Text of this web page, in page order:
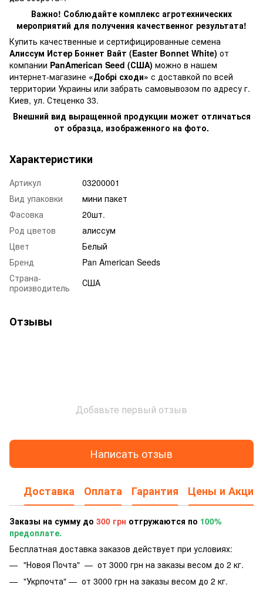
Важно! Соблюдайте комплекс агротехнических
мероприятий для получения качественног результата!
Купить качественные и сертифицированные семена
Алиссум Истер Боннет Вайт (Easter Bonnet White) от
компании PanAmerican Seed (США) можно в нашем
интернет-магазине «Добрі сходи» с доставкой по всей
территории Украины или забрать самовывозом по адресу г.
Киев, ул. Стеценко 33.
Внешний вид выращенной продукции может отличаться
от образца, изображенного на фото.
Характеристики
Артикул
03200001
Вид упаковки
мини пакет
Фасовка
20шт.
Род цветов
алиссум
Цвет
Белый
Бренд
Pan American Seeds
Страна-
производитель
США
Отзывы
Добавьте первый отзыв
Написать отзыв
Доставка Оплата Гарантия Цены и Акции
Заказы на сумму до 300 грн отгружаются по 100%
предоплате.
Бесплатная доставка заказов действует при условиях:
"Новоя Почта" — от 3000 грн на заказы весом до 2 кг.
"Укрпочта" — от 3000 грн на заказы весом до 2 кг.